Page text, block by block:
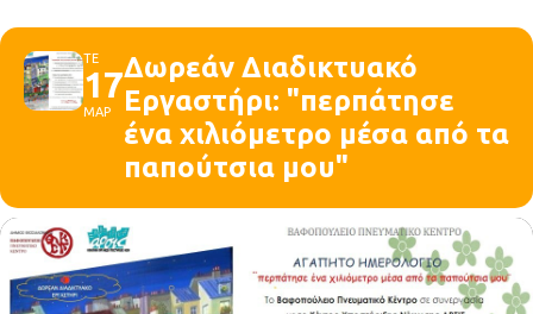
ΤΕ
17
ΜΑΡ
Δωρεάν Διαδικτυακό
Εργαστήρι: "περπάτησε
ένα χιλιόμετρο μέσα από τα
παπούτσια μου"